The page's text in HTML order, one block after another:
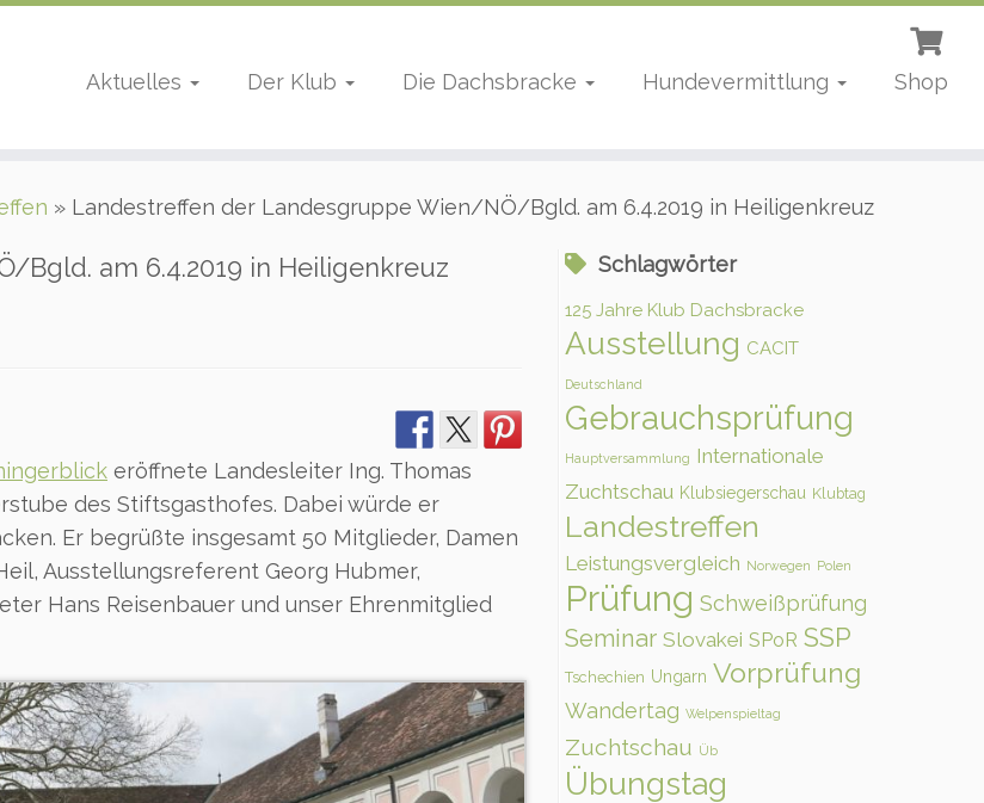
Aktuelles Der Klub Die Dachsbracke Hundevermittlung Shop
» Landestreffen der Landesgruppe Wien/NÖ/Bgld. am 6.4.2019 in Heiligenkreuz
Bgld. am 6.4.2019 in Heiligenkreuz
eröffnete Landesleiter Ing. Thomas
des Stiftsgasthofes. Dabei würde er
Er begrüßte insgesamt 50 Mitglieder, Damen
Ausstellungsreferent Georg Hubmer,
Hans Reisenbauer und unser Ehrenmitglied
Schlagwörter
125 Jahre Klub Dachsbracke
Ausstellung CACIT
Deutschland
Gebrauchsprüfung
Hauptversammlung Internationale
Zuchtschau Klubsiegerschau Klubtag
Landestreffen
Leistungsvergleich Norwegen Polen
Prüfung Schweißprüfung
Seminar Slovakei SPoR SSP
Tschechien Ungarn Vorprüfung
Wandertag Welpenspieltag
Zuchtschau Üb
Übungstag